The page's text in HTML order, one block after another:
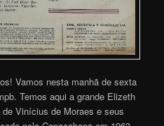
Vamos nesta manhã de sexta
Temos aqui a grande Elizeth
Vinícius de Moraes e seus